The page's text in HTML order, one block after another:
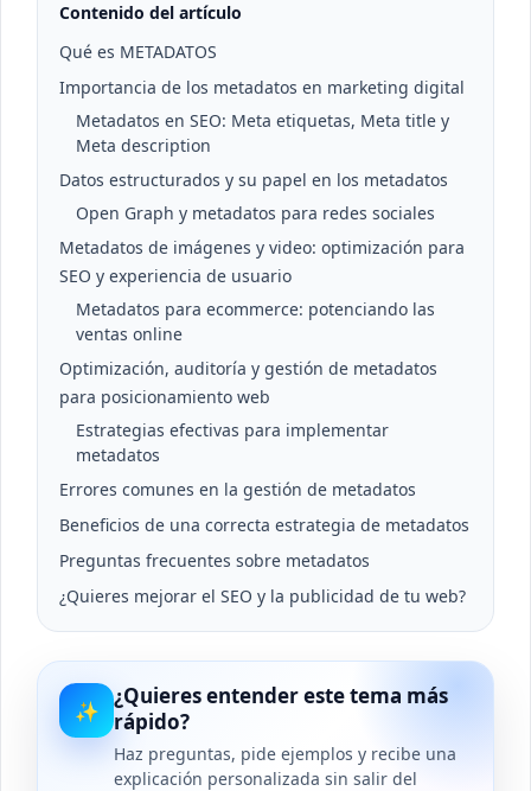
Contenido del artículo
Qué es METADATOS
Importancia de los metadatos en marketing digital
Metadatos en SEO: Meta etiquetas, Meta title y
Meta description
Datos estructurados y su papel en los metadatos
Open Graph y metadatos para redes sociales
Metadatos de imágenes y video: optimización para
SEO y experiencia de usuario
Metadatos para ecommerce: potenciando las
ventas online
Optimización, auditoría y gestión de metadatos
para posicionamiento web
Estrategias efectivas para implementar
metadatos
Errores comunes en la gestión de metadatos
Beneficios de una correcta estrategia de metadatos
Preguntas frecuentes sobre metadatos
¿Quieres mejorar el SEO y la publicidad de tu web?
✨
¿Quieres entender este tema más
rápido?
Haz preguntas, pide ejemplos y recibe una
explicación personalizada sin salir del